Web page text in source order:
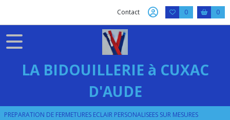
Contact 0 0
LA BIDOUILLERIE à CUXAC
D'AUDE
PREPARATION DE FERMETURES ECLAIR PERSONALISEES SUR MESURES